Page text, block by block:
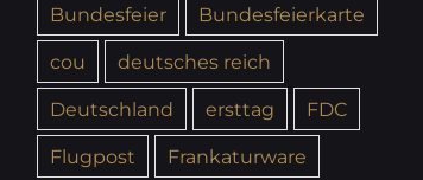
Bundesfeier
Bundesfeierkarte
cou
deutsches reich
Deutschland
ersttag
FDC
Flugpost
Frankaturware